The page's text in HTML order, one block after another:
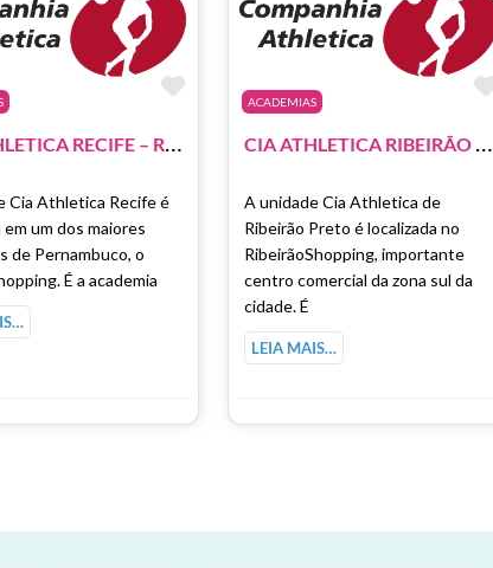
Favorito Marcar como Favorito
CIA ATHLETICA RECIFE – RIOMAR SHOPPING
Cia Athletica Recife é
em um dos maiores
de Pernambuco, o
É a academia
ACADEMIAS
CIA ATHLETICA RIBEIRÃO PRETO – RIBEIRÃO SHOPPING
A unidade Cia Athletica de
Ribeirão Preto é localizada no
RibeirãoShopping, importante
centro comercial da zona sul da
cidade. É
LEIA MAIS…